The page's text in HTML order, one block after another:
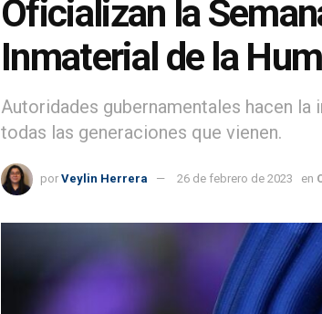
Oficializan la
Inmaterial de la
Autoridades gubernamentales hacen
todas las generaciones que vienen.
por Veylin Herrera 26 de febrero de 2023 en